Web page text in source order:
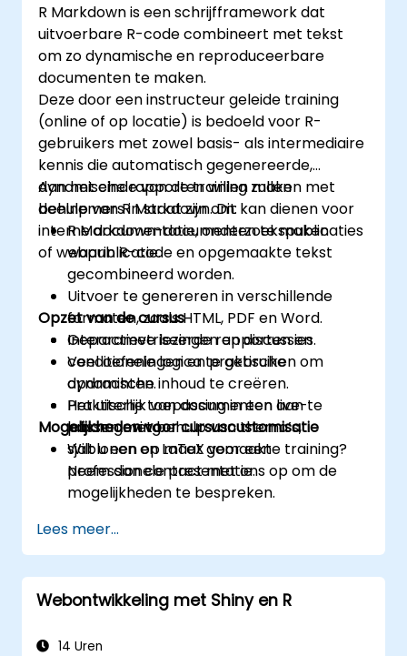
R Markdown is een schrijfframework dat
uitvoerbare R-code combineert met tekst
om zo dynamische en reproduceerbare
documenten te maken.
Deze door een instructeur geleide training
(online of op locatie) is bedoeld voor R-
gebruikers met zowel basis- als intermediaire
kennis die automatisch gegenereerde,
dynamische rapporten willen maken met
behulp van R Markdown. Dit kan dienen voor
interne documentatie, onderzoekspublicaties
of webpublicatie.
Aan het einde van de training zullen
deelnemers in staat zijn om:
R Markdown-documenten te maken
waarin R-code en opgemaakte tekst
gecombineerd worden.
Uitvoer te genereren in verschillende
formaten, zoals HTML, PDF en Word.
Geparametriseerde rapporten en
conditionele logica te gebruiken om
dynamische inhoud te creëren.
Het uiterlijk van documenten aan te
passen met behulp van thema’s,
sjablonen en LaTeX voor een
professionele presentatie.
Opzet van de cursus
Interactieve lezingen en discussies.
Veel oefeningen en praktische
opdrachten.
Praktische toepassing in een live-
labomgeving.
Mogelijkheden voor cursuscustomisatie
Wilt u een op maat gemaakte training?
Neem dan contact met ons op om de
mogelijkheden te bespreken.
Lees meer...
Webontwikkeling met Shiny en R
14 Uren